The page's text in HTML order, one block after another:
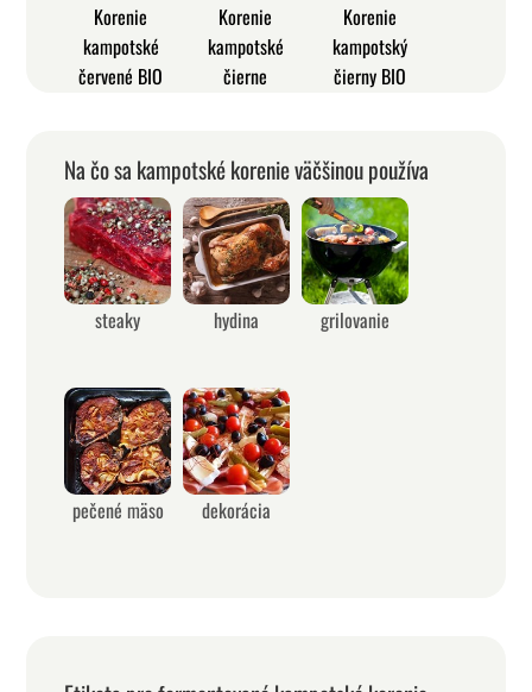
Korenie
kampotské
červené BIO
Korenie
kampotské
čierne
Korenie
kampotský
čierny BIO
Na čo sa kampotské korenie väčšinou používa
steaky hydina grilovanie
pečené mäso dekorácia